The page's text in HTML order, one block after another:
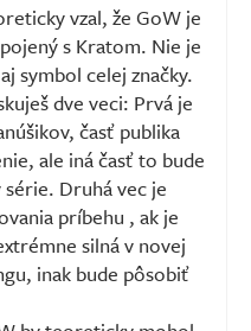
vzal, že GoW je
s Kratom. Nie je
symbol celej značky.
dve veci: Prvá je
časť publika
ale iná časť to bude
Druhá vec je
príbehu , ak je
silná v novej
inak bude pôsobiť